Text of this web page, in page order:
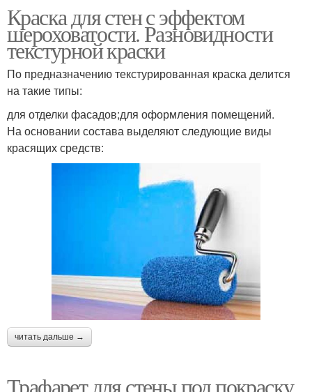
Краска для стен с эффектом
шероховатости. Разновидности
текстурной краски
По предназначению текстурированная краска делится
на такие типы:
для отделки фасадов;для оформления помещений.
На основании состава выделяют следующие виды
красящих средств:
читать дальше →